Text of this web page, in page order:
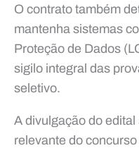
O contrato também
mantenha sistemas
Proteção de Dados
sigilo integral das
seletivo.
A divulgação do
relevante do